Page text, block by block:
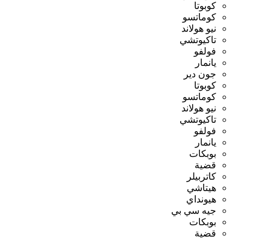
كوبوتا
كوماتسو
نيو هولاند
تاكيوتشي
فولفو
يانمار
جون دير
كوبوتا
كوماتسو
نيو هولاند
تاكيوتشي
فولفو
يانمار
بوبكات
قضية
كاتربيلر
هيتاشي
هيونداي
جيه سي بي
بوبكات
قضية